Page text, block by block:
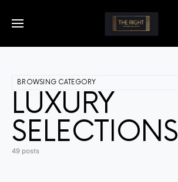
BROWSING CATEGORY
LUXURY
SELECTIONS
49 posts